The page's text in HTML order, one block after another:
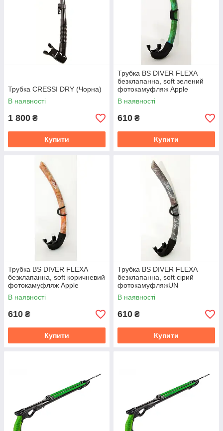
Трубка CRESSI DRY (Чорна)
В наявності
1 800 ₴
Купити
Трубка BS DIVER FLEXA
безклапанна, soft зелений
фотокамуфляж Apple
В наявності
610 ₴
Купити
Трубка BS DIVER FLEXA
безклапанна, soft коричневий
фотокамуфляж Apple
В наявності
610 ₴
Купити
Трубка BS DIVER FLEXA
безклапанна, soft сірий
фотокамуфляжUN
В наявності
610 ₴
Купити